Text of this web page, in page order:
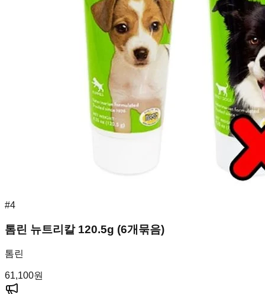
#4
톰린 뉴트리칼 120.5g (6개묶음)
톰린
61,100원